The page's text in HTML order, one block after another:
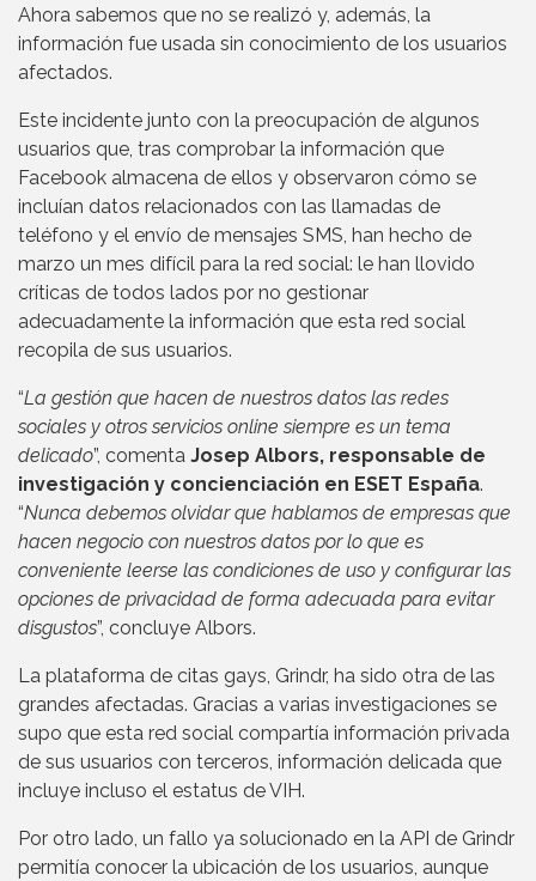
Ahora sabemos que no se realizó y, además, la
información fue usada sin conocimiento de los usuarios
afectados.
Este incidente junto con la preocupación de algunos
usuarios que, tras comprobar la información que
Facebook almacena de ellos y observaron cómo se
incluían datos relacionados con las llamadas de
teléfono y el envío de mensajes SMS, han hecho de
marzo un mes difícil para la red social: le han llovido
críticas de todos lados por no gestionar
adecuadamente la información que esta red social
recopila de sus usuarios.
“La gestión que hacen de nuestros datos las redes
sociales y otros servicios online siempre es un tema
delicado”, comenta Josep Albors, responsable de
investigación y concienciación en ESET España.
“Nunca debemos olvidar que hablamos de empresas que
hacen negocio con nuestros datos por lo que es
conveniente leerse las condiciones de uso y configurar las
opciones de privacidad de forma adecuada para evitar
disgustos”, concluye Albors.
La plataforma de citas gays, Grindr, ha sido otra de las
grandes afectadas. Gracias a varias investigaciones se
supo que esta red social compartía información privada
de sus usuarios con terceros, información delicada que
incluye incluso el estatus de VIH.
Por otro lado, un fallo ya solucionado en la API de Grindr
permitía conocer la ubicación de los usuarios, aunque